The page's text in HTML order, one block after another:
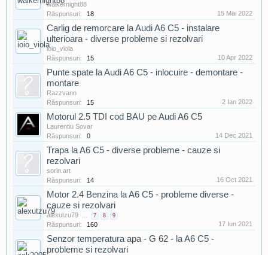
walkernight88
Răspunsuri:
18 15 Mai 2022
Carlig de remorcare la Audi A6 C5 - instalare
ulterioara - diverse probleme si rezolvari
ioio_viola
Răspunsuri:
15 10 Apr 2022
Punte spate la Audi A6 C5 - inlocuire - demontare -
montare
Razzvann
Răspunsuri:
15 2 Ian 2022
Motorul 2.5 TDI cod BAU pe Audi A6 C5
Laurentiu Sovar
Răspunsuri:
0 14 Dec 2021
Trapa la A6 C5 - diverse probleme - cauze si
rezolvari
sorin.art
Răspunsuri:
14 16 Oct 2021
Motor 2.4 Benzina la A6 C5 - probleme diverse -
cauze si rezolvari
alexutzu79 ... 7 8 9
Răspunsuri: 160 17 Iun 2021
Senzor temperatura apa - G 62 - la A6 C5 -
probleme si rezolvari